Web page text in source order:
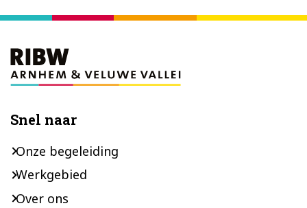
Snel naar
Onze begeleiding
Werkgebied
Over ons